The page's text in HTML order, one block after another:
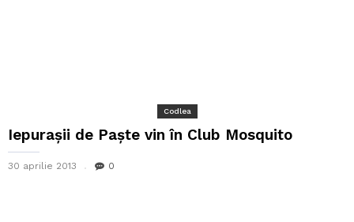
Codlea
Iepuraşii de Paşte vin în Club Mosquito
30 aprilie 2013 0